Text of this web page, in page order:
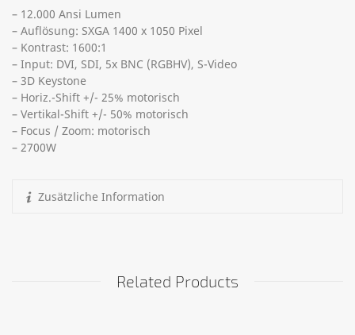
– 12.000 Ansi Lumen
– Auflösung: SXGA 1400 x 1050 Pixel
– Kontrast: 1600:1
– Input: DVI, SDI, 5x BNC (RGBHV), S-Video
– 3D Keystone
– Horiz.-Shift +/- 25% motorisch
– Vertikal-Shift +/- 50% motorisch
– Focus / Zoom: motorisch
– 2700W
Zusätzliche Information
Related Products